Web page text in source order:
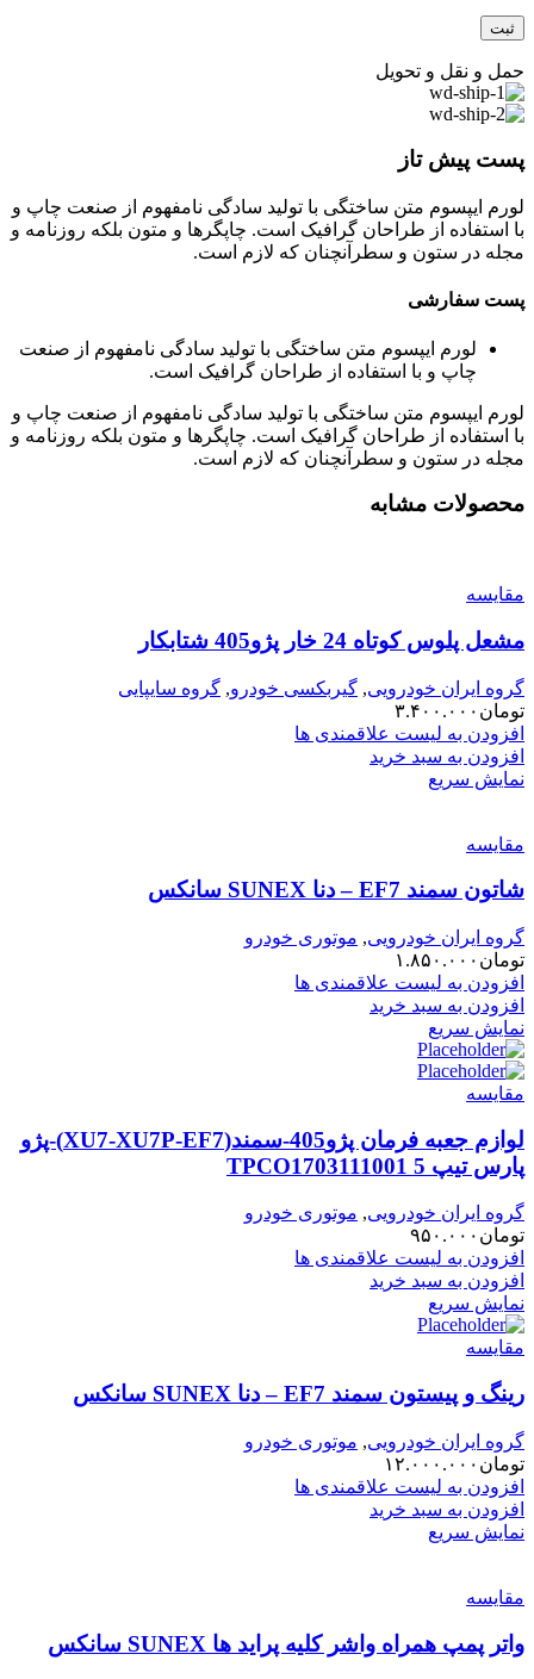
حمل و نقل و تحویل
پست پیش تاز
لورم ایپسوم متن ساختگی با تولید سادگی نامفهوم از صنعت چاپ و
با استفاده از طراحان گرافیک است. چاپگرها و متون بلکه روزنامه و
مجله در ستون و سطرآنچنان که لازم است.
پست سفارشی
لورم ایپسوم متن ساختگی با تولید سادگی نامفهوم از صنعت
چاپ و با استفاده از طراحان گرافیک است.
لورم ایپسوم متن ساختگی با تولید سادگی نامفهوم از صنعت چاپ و
با استفاده از طراحان گرافیک است. چاپگرها و متون بلکه روزنامه و
مجله در ستون و سطرآنچنان که لازم است.
محصولات مشابه
مقایسه
مشعل پلوس کوتاه 24 خار پژو405 شتابکار
گروه ایران خودرویی, گیربکسی خودرو, گروه سایپایی
تومان ۳.۴۰۰.۰۰۰
افزودن به لیست علاقمندی ها
افزودن به سبد خرید
نمایش سریع
مقایسه
شاتون سمند EF7 – دنا SUNEX سانکس
گروه ایران خودرویی, موتوری خودرو
تومان ۱.۸۵۰.۰۰۰
افزودن به لیست علاقمندی ها
افزودن به سبد خرید
نمایش سریع
مقایسه
لوازم جعبه فرمان پژو405-سمند(XU7-XU7P-EF7)-پژو
پارس تیپ 5 TPCO1703111001
گروه ایران خودرویی, موتوری خودرو
تومان ۹۵۰.۰۰۰
افزودن به لیست علاقمندی ها
افزودن به سبد خرید
نمایش سریع
مقایسه
رینگ و پیستون سمند EF7 – دنا SUNEX سانکس
گروه ایران خودرویی, موتوری خودرو
تومان ۱۲.۰۰۰.۰۰۰
افزودن به لیست علاقمندی ها
افزودن به سبد خرید
نمایش سریع
مقایسه
واتر پمپ همراه واشر کلیه پراید ها SUNEX سانکس